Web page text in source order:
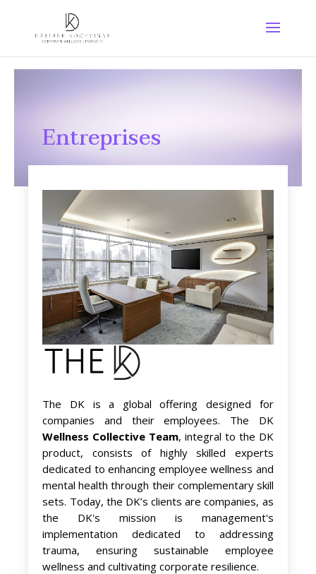
Entreprises
The DK is a global offering designed for
companies and their employees. The DK
Wellness Collective Team, integral to the DK
product, consists of highly skilled experts
dedicated to enhancing employee wellness and
mental health through their complementary skill
sets. Today, the DK’s clients are companies, as
the DK's mission is management's
implementation dedicated to addressing
trauma, ensuring sustainable employee
wellness and cultivating corporate resilience.